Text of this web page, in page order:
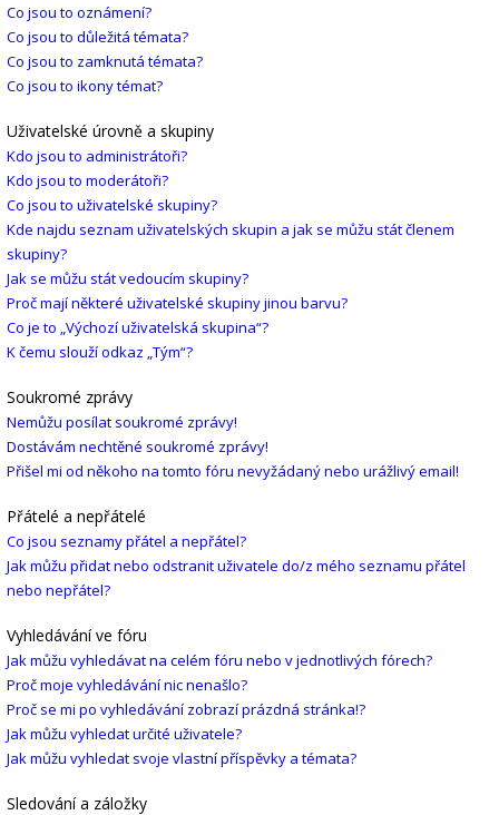
Co jsou to oznámení?
Co jsou to důležitá témata?
Co jsou to zamknutá témata?
Co jsou to ikony témat?
Uživatelské úrovně a skupiny
Kdo jsou to administrátoři?
Kdo jsou to moderátoři?
Co jsou to uživatelské skupiny?
Kde najdu seznam uživatelských skupin a jak se můžu stát členem
skupiny?
Jak se můžu stát vedoucím skupiny?
Proč mají některé uživatelské skupiny jinou barvu?
Co je to „Výchozí uživatelská skupina“?
K čemu slouží odkaz „Tým“?
Soukromé zprávy
Nemůžu posílat soukromé zprávy!
Dostávám nechtěné soukromé zprávy!
Přišel mi od někoho na tomto fóru nevyžádaný nebo urážlivý email!
Přátelé a nepřátelé
Co jsou seznamy přátel a nepřátel?
Jak můžu přidat nebo odstranit uživatele do/z mého seznamu přátel
nebo nepřátel?
Vyhledávání ve fóru
Jak můžu vyhledávat na celém fóru nebo v jednotlivých fórech?
Proč moje vyhledávání nic nenašlo?
Proč se mi po vyhledávání zobrazí prázdná stránka!?
Jak můžu vyhledat určité uživatele?
Jak můžu vyhledat svoje vlastní příspěvky a témata?
Sledování a záložky